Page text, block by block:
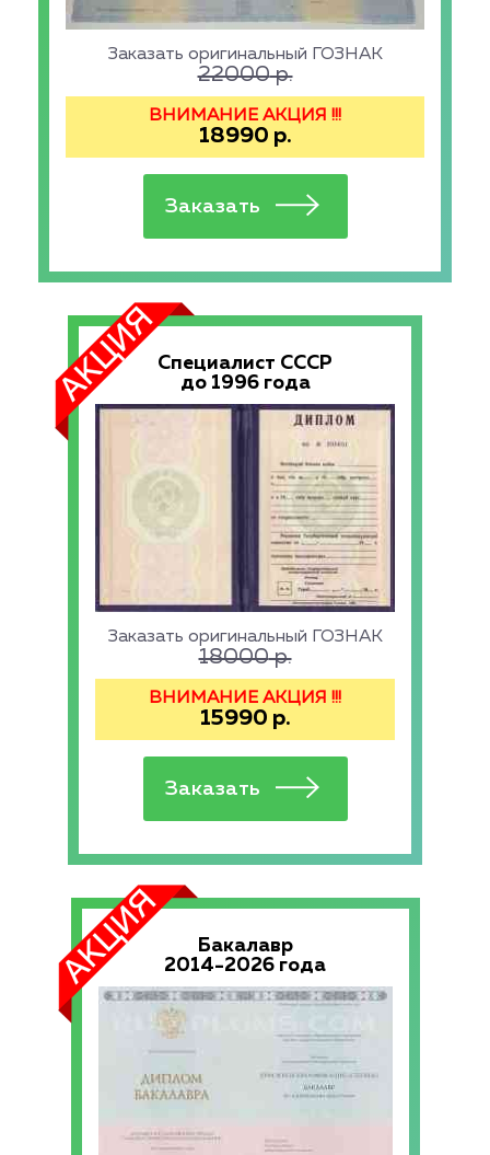
Заказать оригинальный ГОЗНАК
22000р.
ВНИМАНИЕ АКЦИЯ !!!
18990 р.
Специалист СССР
до 1996 года
Заказать оригинальный ГОЗНАК
18000р.
ВНИМАНИЕ АКЦИЯ !!!
15990 р.
Бакалавр
2014-2026 года